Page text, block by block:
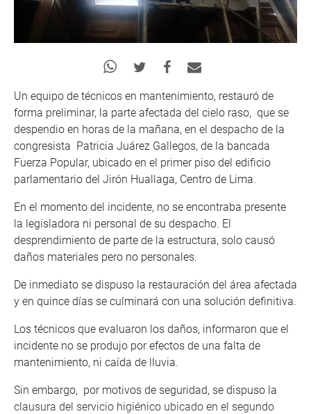
Un equipo de técnicos en mantenimiento, restauró de
forma preliminar, la parte afectada del cielo raso, que se
despendio en horas de la mañana, en el despacho de la
congresista Patricia Juárez Gallegos, de la bancada
Fuerza Popular, ubicado en el primer piso del edificio
parlamentario del Jirón Huallaga, Centro de Lima.
En el momento del incidente, no se encontraba presente
la legisladora ni personal de su despacho. El
desprendimiento de parte de la estructura, solo causó
daños materiales pero no personales.
De inmediato se dispuso la restauración del área afectada
y en quince días se culminará con una solución definitiva.
Los técnicos que evaluaron los daños, informaron que el
incidente no se produjo por efectos de una falta de
mantenimiento, ni caída de lluvia.
Sin embargo, por motivos de seguridad, se dispuso la
clausura del servicio higiénico ubicado en el segundo